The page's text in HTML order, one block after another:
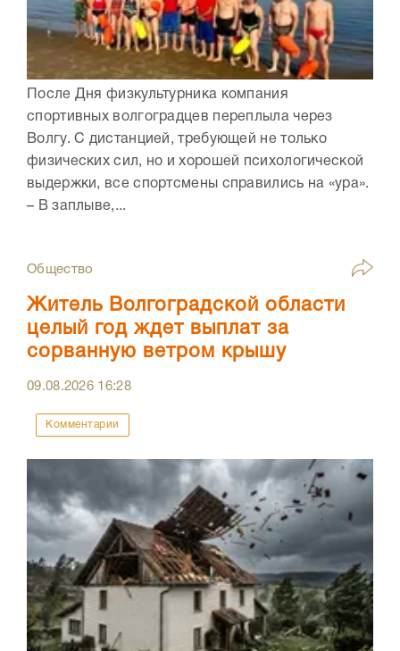
После Дня физкультурника компания
спортивных волгоградцев переплыла через
Волгу. С дистанцией, требующей не только
физических сил, но и хорошей психологической
выдержки, все спортсмены справились на «ура».
– В заплыве,...
Общество
Житель Волгоградской области
целый год ждет выплат за
сорванную ветром крышу
09.08.2026 16:28
Комментарии